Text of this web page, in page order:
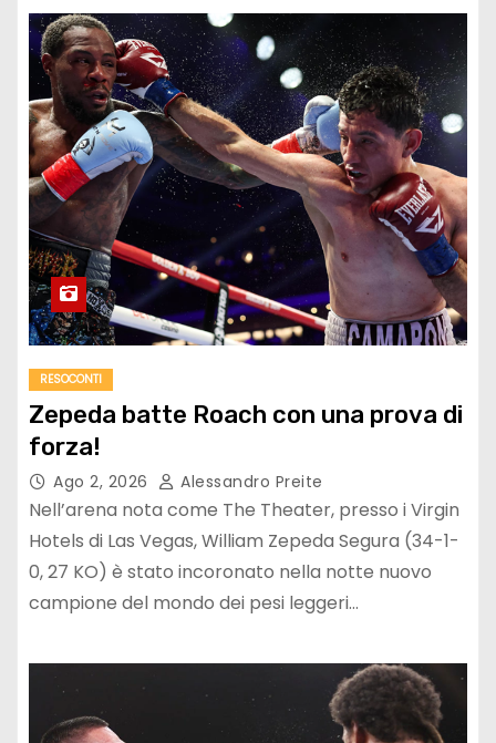
RESOCONTI
Zepeda batte Roach con una prova di
forza!
Ago 2, 2026 Alessandro Preite
Nell’arena nota come The Theater, presso i Virgin
Hotels di Las Vegas, William Zepeda Segura (34-1-
0, 27 KO) è stato incoronato nella notte nuovo
campione del mondo dei pesi leggeri…